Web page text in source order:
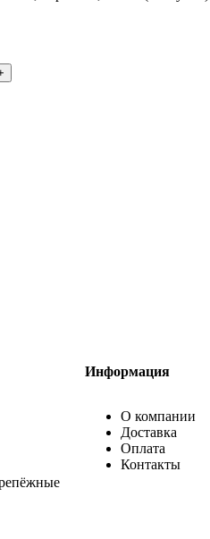
Информация
О компании
Доставка
Оплата
Контакты